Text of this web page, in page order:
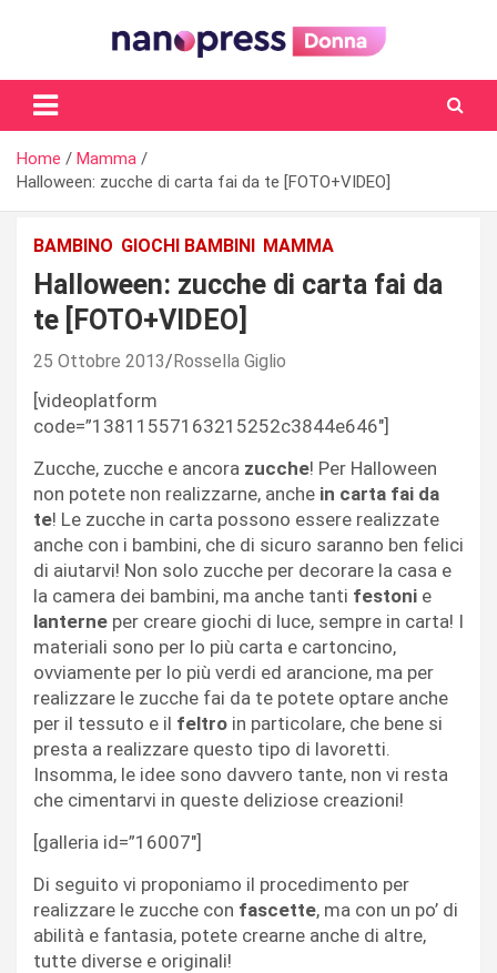
Il magazine femminile di Nanopress.it
Home
Mamma
Halloween: zucche di carta fai da te [FOTO+VIDEO]
BAMBINO GIOCHI BAMBINI MAMMA
Halloween: zucche di carta fai da
te [FOTO+VIDEO]
25 Ottobre 2013 Rossella Giglio
[videoplatform
code=”13811557163215252c3844e646″]
Zucche, zucche e ancora zucche! Per Halloween
non potete non realizzarne, anche in carta fai da
te! Le zucche in carta possono essere realizzate
anche con i bambini, che di sicuro saranno ben felici
di aiutarvi! Non solo zucche per decorare la casa e
la camera dei bambini, ma anche tanti festoni e
lanterne per creare giochi di luce, sempre in carta! I
materiali sono per lo più carta e cartoncino,
ovviamente per lo più verdi ed arancione, ma per
realizzare le zucche fai da te potete optare anche
per il tessuto e il feltro in particolare, che bene si
presta a realizzare questo tipo di lavoretti.
Insomma, le idee sono davvero tante, non vi resta
che cimentarvi in queste deliziose creazioni!
[galleria id=”16007″]
Di seguito vi proponiamo il procedimento per
realizzare le zucche con fascette, ma con un po’ di
abilità e fantasia, potete crearne anche di altre,
tutte diverse e originali!